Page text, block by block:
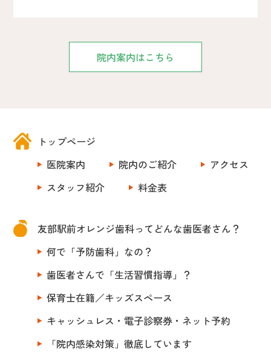
院内案内はこちら
トップページ
医院案内
院内のご紹介
アクセス
スタッフ紹介
料金表
友部駅前オレンジ歯科ってどんな歯医者さん？
何で「予防歯科」なの？
歯医者さんで「生活習慣指導」？
保育士在籍／キッズスペース
キャッシュレス・電子診察券・ネット予約
「院内感染対策」徹底しています